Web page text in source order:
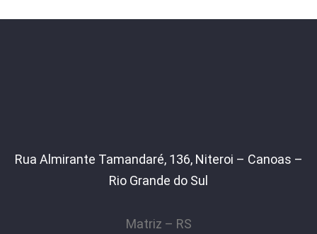
Rua Almirante Tamandaré, 136, Niteroi – Canoas –
Rio Grande do Sul
Matriz – RS